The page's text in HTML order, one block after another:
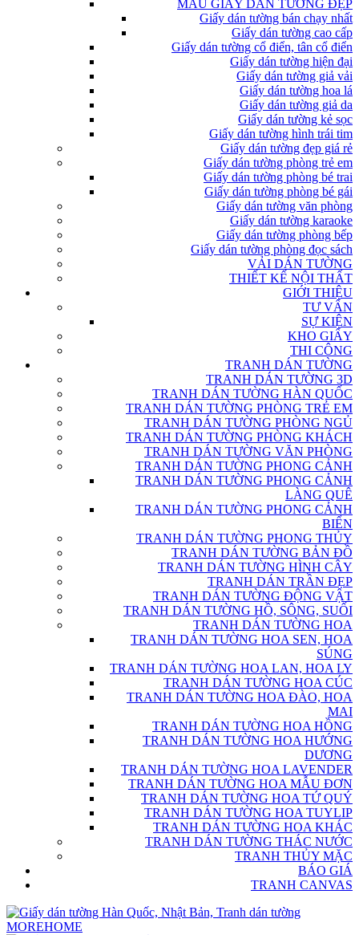
MẪU GIẤY DÁN TƯỜNG ĐẸP
Giấy dán tường bán chạy nhất
Giấy dán tường cao cấp
Giấy dán tường cổ điển, tân cổ điển
Giấy dán tường hiện đại
Giấy dán tường giả vải
Giấy dán tường hoa lá
Giấy dán tường giả da
Giấy dán tường kẻ sọc
Giấy dán tường hình trái tim
Giấy dán tường đẹp giá rẻ
Giấy dán tường phòng trẻ em
Giấy dán tường phòng bé trai
Giấy dán tường phòng bé gái
Giấy dán tường văn phòng
Giấy dán tường karaoke
Giấy dán tường phòng bếp
Giấy dán tường phòng đọc sách
VẢI DÁN TƯỜNG
THIẾT KẾ NỘI THẤT
GIỚI THIỆU
TƯ VẤN
SỰ KIỆN
KHO GIẤY
THI CÔNG
TRANH DÁN TƯỜNG
TRANH DÁN TƯỜNG 3D
TRANH DÁN TƯỜNG HÀN QUỐC
TRANH DÁN TƯỜNG PHÒNG TRẺ EM
TRANH DÁN TƯỜNG PHÒNG NGỦ
TRANH DÁN TƯỜNG PHÒNG KHÁCH
TRANH DÁN TƯỜNG VĂN PHÒNG
TRANH DÁN TƯỜNG PHONG CẢNH
TRANH DÁN TƯỜNG PHONG CẢNH
LÀNG QUÊ
TRANH DÁN TƯỜNG PHONG CẢNH
BIỂN
TRANH DÁN TƯỜNG PHONG THỦY
TRANH DÁN TƯỜNG BẢN ĐỒ
TRANH DÁN TƯỜNG HÌNH CÂY
TRANH DÁN TRẦN ĐẸP
TRANH DÁN TƯỜNG ĐỘNG VẬT
TRANH DÁN TƯỜNG HỒ, SÔNG, SUỐI
TRANH DÁN TƯỜNG HOA
TRANH DÁN TƯỜNG HOA SEN, HOA
SÚNG
TRANH DÁN TƯỜNG HOA LAN, HOA LY
TRANH DÁN TƯỜNG HOA CÚC
TRANH DÁN TƯỜNG HOA ĐÀO, HOA
MAI
TRANH DÁN TƯỜNG HOA HỒNG
TRANH DÁN TƯỜNG HOA HƯỚNG
DƯƠNG
TRANH DÁN TƯỜNG HOA LAVENDER
TRANH DÁN TƯỜNG HOA MẪU ĐƠN
TRANH DÁN TƯỜNG HOA TỨ QUÝ
TRANH DÁN TƯỜNG HOA TUYLIP
TRANH DÁN TƯỜNG HOA KHÁC
TRANH DÁN TƯỜNG THÁC NƯỚC
TRANH THỦY MẶC
BÁO GIÁ
TRANH CANVAS